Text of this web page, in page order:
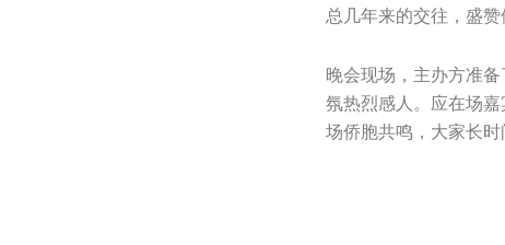
总几年来的交往，盛
晚会现场，主办方准
氛热烈感人。应在场
场侨胞共鸣，大家长时